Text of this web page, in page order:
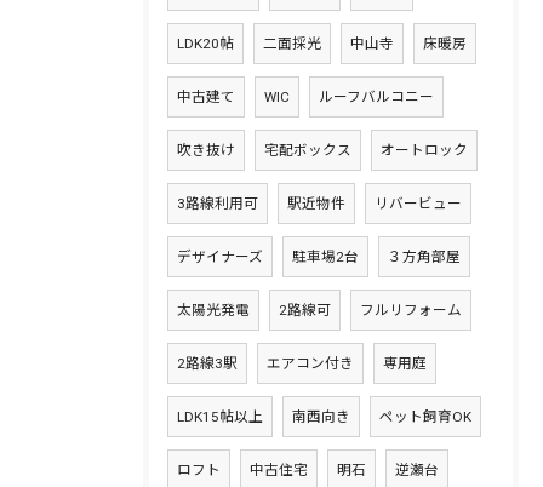
LDK20帖 二面採光 中山寺 床暖房
中古建て WIC ルーフバルコニー
吹き抜け 宅配ボックス オートロック
3路線利用可 駅近物件 リバービュー
デザイナーズ 駐車場2台 ３方角部屋
太陽光発電 2路線可 フルリフォーム
2路線3駅 エアコン付き 専用庭
LDK15帖以上 南西向き ペット飼育OK
ロフト 中古住宅 明石 逆瀬台